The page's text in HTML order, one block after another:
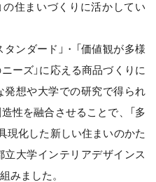
の住まいづくりに活かしてい
ンダード」・「価値観が多様
ーズ」に応える商品づくりに
想や大学での研究で得られ
性を融合させることで、「多
現化した新しい住まいのかた
大学インテリアデザインス
みました。